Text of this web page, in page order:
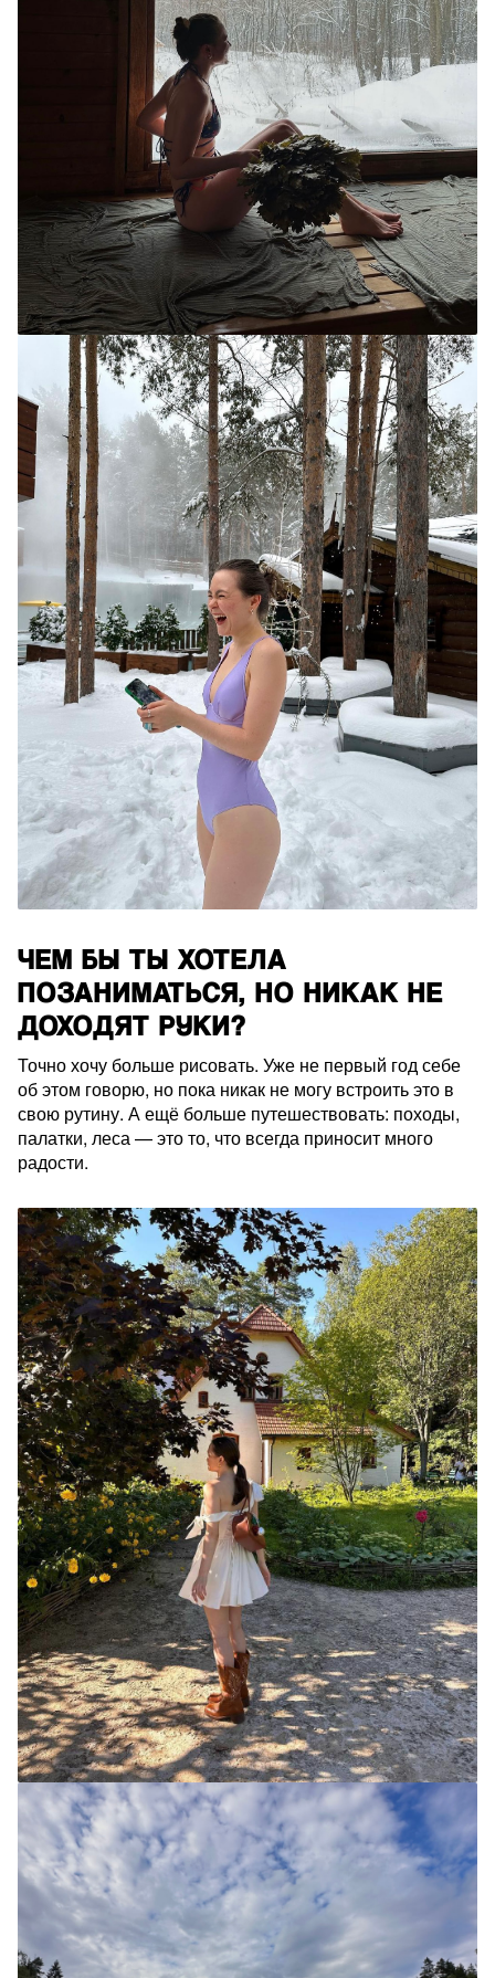
ЧЕМ БЫ ТЫ ХОТЕЛА
ПОЗАНИМАТЬСЯ, НО НИКАК НЕ
ДОХОДЯТ РУКИ?
Точно хочу больше рисовать. Уже не первый год себе
об этом говорю, но пока никак не могу встроить это в
свою рутину. А ещё больше путешествовать: походы,
палатки, леса — это то, что всегда приносит много
радости.